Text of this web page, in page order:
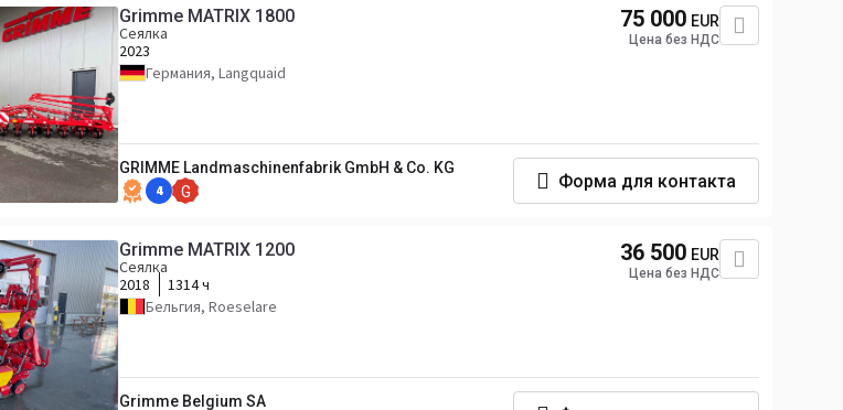
Grimme MATRIX 1800
Сеялка
2023
Германия, Langquaid
75 000 EUR
Цена без НДС
GRIMME Landmaschinenfabrik GmbH & Co. KG
4 G
Форма для контакта
Grimme MATRIX 1200
Сеялка
2018
1314 ч
Бельгия, Roeselare
36 500 EUR
Цена без НДС
Grimme Belgium SA